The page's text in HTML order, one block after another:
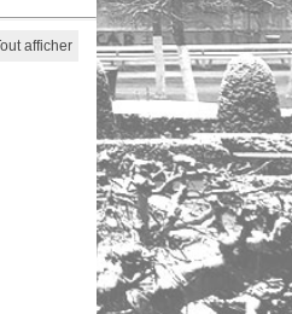
afficher